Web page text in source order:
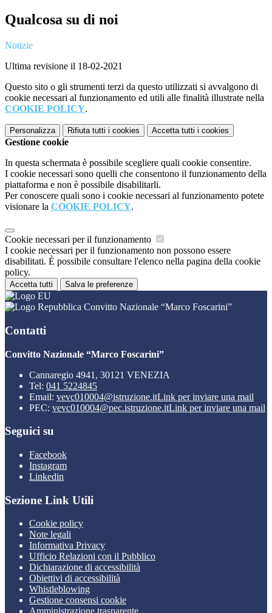
Qualcosa su di noi
Notizie
Ultima revisione il 18-02-2021
Questo sito o gli strumenti terzi da questo utilizzati si avvalgono di
cookie necessari al funzionamento ed utili alle finalità illustrate nella
COOKIE POLICY.
Personalizza Rifiuta tutti i cookies Accetta tutti i cookies
Gestione cookie
In questa schermata è possibile scegliere quali cookie consentire.
I cookie necessari sono quelli che consentono il funzionamento della
piattaforma e non è possibile disabilitarli.
Per conoscere quali sono i cookie necessari al funzionamento potete
visionare la COOKIE POLICY.
Cookie necessari per il funzionamento
I cookie necessari per il funzionamento non possono essere
disabilitati. È possibile consultare l'elenco nella pagina della cookie
policy.
Accetta tutti Salva le preferenze
Convitto Nazionale “Marco Foscarini”
Contatti
Convitto Nazionale “Marco Foscarini”
Cannaregio 4941, 30121 VENEZIA
Tel: 041 5224845
Email: vevc010004@istruzione.itLink per inviare una mail
PEC: vevc010004@pec.istruzione.itLink per inviare una mail
Seguici su
Facebook
Instagram
Linkedin
Sezione Link Utili
Cookie policy
Note legali
Informativa Privacy
Ufficio Relazioni con il Pubblico
Dichiarazione di accessibilità
Obiettivi di accessibilità
Whistleblowing
Gestione consensi cookie